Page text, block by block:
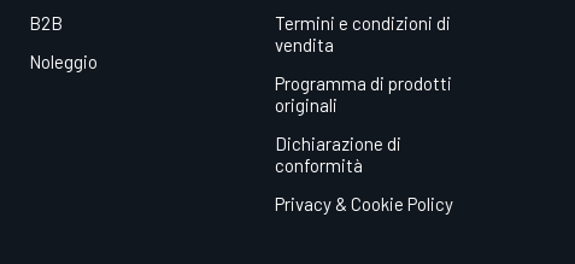
B2B
Noleggio
Termini e condizioni di
vendita
Programma di prodotti
originali
Dichiarazione di
conformità
Privacy & Cookie Policy